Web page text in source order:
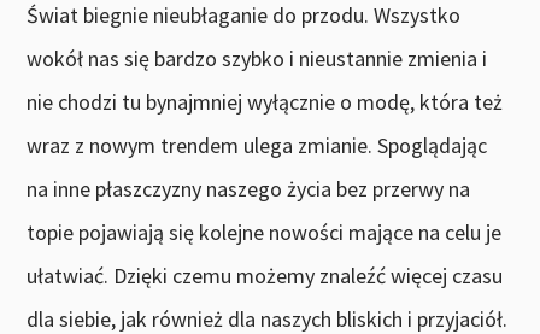
Świat biegnie nieubłaganie do przodu. Wszystko
wokół nas się bardzo szybko i nieustannie zmienia i
nie chodzi tu bynajmniej wyłącznie o modę, która też
wraz z nowym trendem ulega zmianie. Spoglądając
na inne płaszczyzny naszego życia bez przerwy na
topie pojawiają się kolejne nowości mające na celu je
ułatwiać. Dzięki czemu możemy znaleźć więcej czasu
dla siebie, jak również dla naszych bliskich i przyjaciół.